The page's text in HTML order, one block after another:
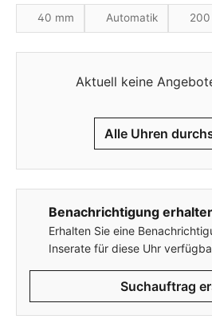
40 mm Automatik 200
Aktuell keine
Alle Uhren
Benachrichtigung
Erhalten Sie eine
Inserate für diese Uhr
Suchauftrag